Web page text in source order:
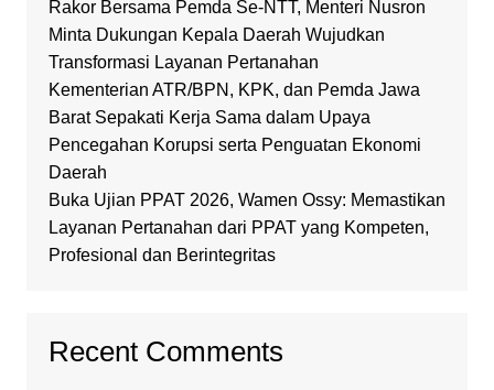
Rakor Bersama Pemda Se-NTT, Menteri Nusron
Minta Dukungan Kepala Daerah Wujudkan
Transformasi Layanan Pertanahan
Kementerian ATR/BPN, KPK, dan Pemda Jawa
Barat Sepakati Kerja Sama dalam Upaya
Pencegahan Korupsi serta Penguatan Ekonomi
Daerah
Buka Ujian PPAT 2026, Wamen Ossy: Memastikan
Layanan Pertanahan dari PPAT yang Kompeten,
Profesional dan Berintegritas
Recent Comments